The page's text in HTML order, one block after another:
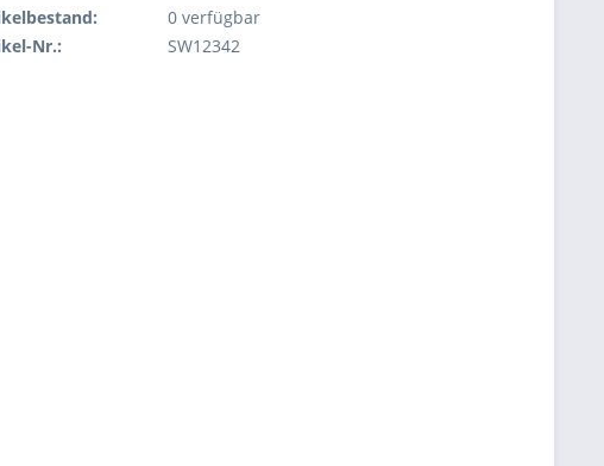
0 verfügbar
Nr.:
SW12342